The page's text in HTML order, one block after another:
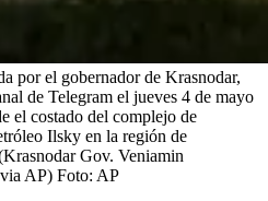
por el gobernador de Krasnodar,
de Telegram el jueves 4 de mayo
el costado del complejo de
Ilsky en la región de
Gov. Veniamin
AP) Foto: AP